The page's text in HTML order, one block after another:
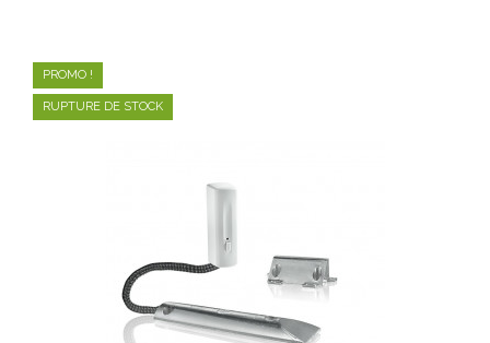
PROMO !
RUPTURE DE STOCK